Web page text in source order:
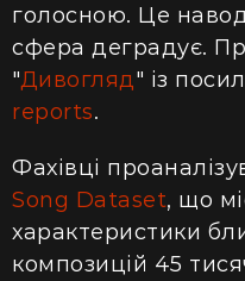
голосною. Це
сфера деградує.
"Дивогляд" із
reports.
Фахівці
Song Dataset, що
характеристики
композицій 45